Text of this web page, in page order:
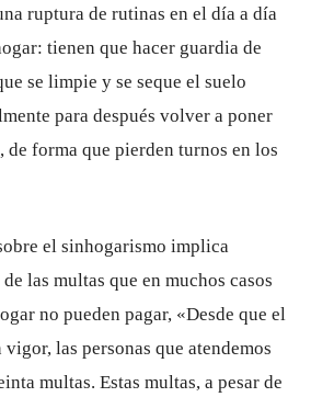
ruptura de rutinas en el día a día
tienen que hacer guardia de
se limpie y se seque el suelo
para después volver a poner
de forma que pierden turnos en los
el sinhogarismo implica
las multas que en muchos casos
no pueden pagar, «Desde que el
las personas que atendemos
multas. Estas multas, a pesar de